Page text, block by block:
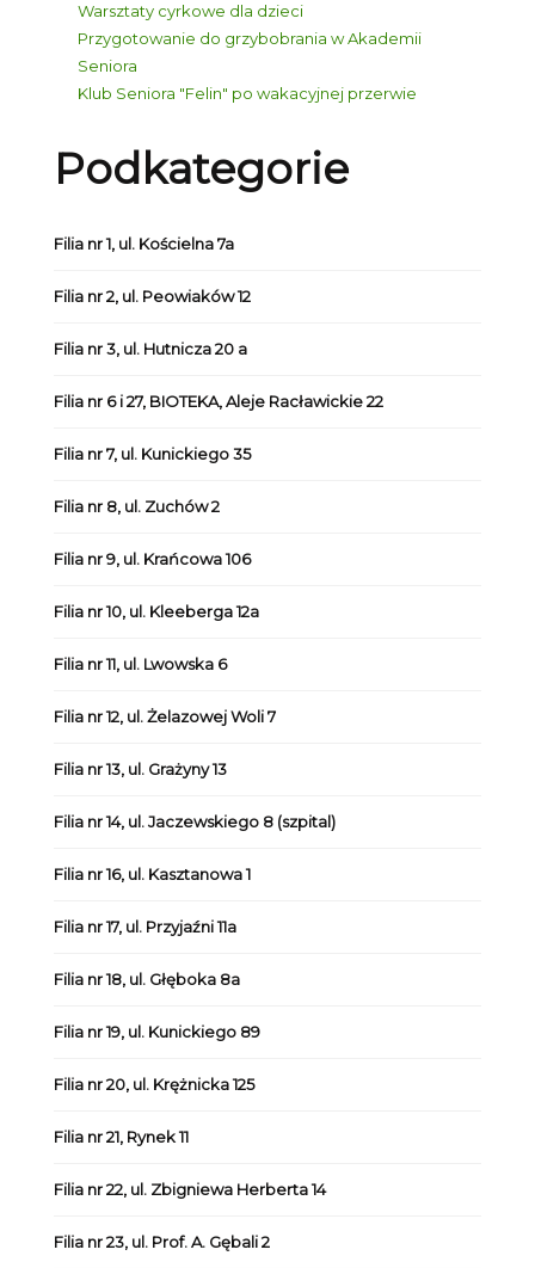
Warsztaty cyrkowe dla dzieci
Przygotowanie do grzybobrania w Akademii
Seniora
Klub Seniora "Felin" po wakacyjnej przerwie
Podkategorie
Filia nr 1, ul. Kościelna 7a
Filia nr 2, ul. Peowiaków 12
Filia nr 3, ul. Hutnicza 20 a
Filia nr 6 i 27, BIOTEKA, Aleje Racławickie 22
Filia nr 7, ul. Kunickiego 35
Filia nr 8, ul. Zuchów 2
Filia nr 9, ul. Krańcowa 106
Filia nr 10, ul. Kleeberga 12a
Filia nr 11, ul. Lwowska 6
Filia nr 12, ul. Żelazowej Woli 7
Filia nr 13, ul. Grażyny 13
Filia nr 14, ul. Jaczewskiego 8 (szpital)
Filia nr 16, ul. Kasztanowa 1
Filia nr 17, ul. Przyjaźni 11a
Filia nr 18, ul. Głęboka 8a
Filia nr 19, ul. Kunickiego 89
Filia nr 20, ul. Krężnicka 125
Filia nr 21, Rynek 11
Filia nr 22, ul. Zbigniewa Herberta 14
Filia nr 23, ul. Prof. A. Gębali 2